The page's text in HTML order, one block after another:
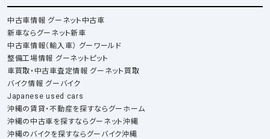
中古車情報 グーネット中古車
新車ならグーネット新車
中古車情報（輸入車） グーワールド
整備工場情報 グーネットピット
車買取・中古車査定情報 グーネット買取
バイク情報 グーバイク
Japanese used cars
沖縄の賃貸・不動産を探すならグーホーム
沖縄の中古車を探すならグーネット沖縄
沖縄のバイクを探すならグーバイク沖縄